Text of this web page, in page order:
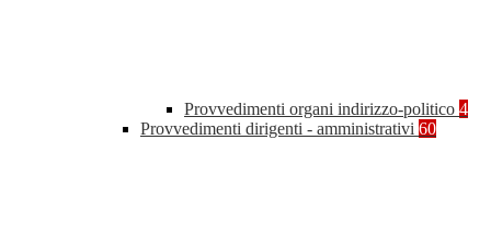
Provvedimenti organi indirizzo-politico 4
Provvedimenti dirigenti - amministrativi 60